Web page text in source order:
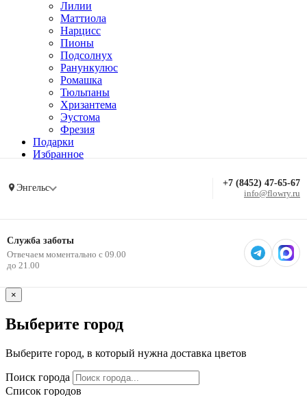
Лилии
Маттиола
Нарцисс
Пионы
Подсолнух
Ранункулюс
Ромашка
Тюльпаны
Хризантема
Эустома
Фрезия
Подарки
Избранное
Энгельс +7 (8452) 47-65-67
info@flowry.ru
Служба заботы
Отвечаем моментально с 09.00
до 21.00
×
Выберите город
Выберите город, в который нужна доставка цветов
Поиск города
Список городов